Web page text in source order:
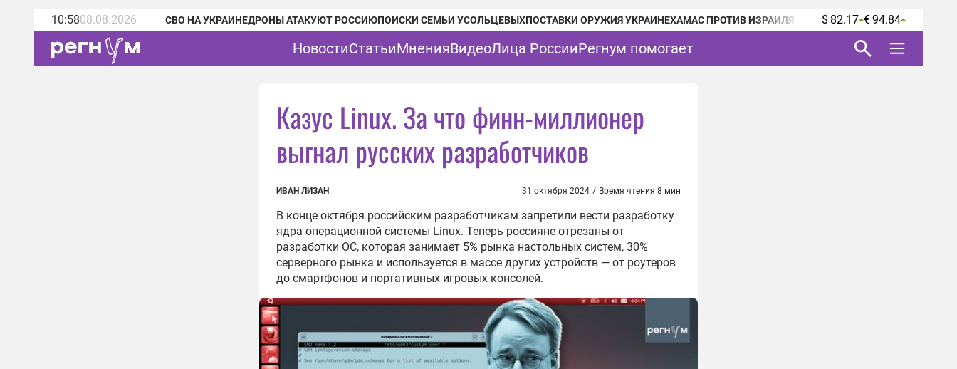
10:5808.08.2026 СВО НА УКРАИНЕДРОНЫ АТАКУЮТ РОССИЮПОИСКИ СЕМЬИ УСОЛЬЦЕВЫХПОСТАВКИ ОРУЖИЯ УКРАИНЕХАМАС ПРОТИВ ИЗРАИЛЯ $ 82.17 € 94.84
НовостиСтатьиМненияВидеоЛица РоссииРегнум помогает
Казус Linux. За что финн-миллионер
выгнал русских разработчиков
ИВАН ЛИЗАН 31 октября 2024 / Время чтения 8 мин
В конце октября российским разработчикам запретили вести разработку
ядра операционной системы Linux. Теперь россияне отрезаны от
разработки ОС, которая занимает 5% рынка настольных систем, 30%
серверного рынка и используется в массе других устройств — от роутеров
до смартфонов и портативных игровых консолей.